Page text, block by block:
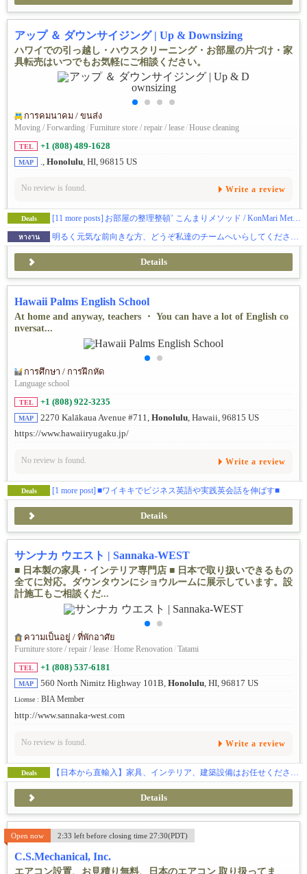
アップ ＆ ダウンサイジング | Up & Downsizing
ハワイでの引っ越し・ハウスクリーニング・お部屋の片づけ・家
具転売はいつでもお気軽にご相談ください。
การคมนาคม / ขนส่ง
Moving / Forwarding/Furniture store / repair / lease/House cleaning
TEL +1 (808) 489-1628
MAP ., Honolulu, HI, 96815 US
No review is found. Write a review
Deals [11 more posts] お部屋の整理整頓’ こんまりメソッド / KonMari Method '
หางาน 明るく元気な前向きな方、どうぞ私達のチームへいらしてください！
Details
Hawaii Palms English School
At home and anyway, teachers ・ You can have a lot of English co
nversat...
การศึกษา / การฝึกหัด
Language school
TEL +1 (808) 922-3235
MAP 2270 Kalākaua Avenue #711, Honolulu, Hawaii, 96815 US
https://www.hawaiiryugaku.jp/
No review is found. Write a review
Deals [1 more post] ■ワイキキでビジネス英語や実践英会話を伸ばす■
Details
サンナカ ウエスト | Sannaka-WEST
■ 日本製の家具・インテリア専門店 ■ 日本で取り扱いできるもの
全てに対応。ダウンタウンにショウルームに展示しています。設
計施工もご相談くだ...
ความเป็นอยู่ / ที่พักอาศัย
Furniture store / repair / lease/Home Renovation/Tatami
TEL +1 (808) 537-6181
MAP 560 North Nimitz Highway 101B, Honolulu, HI, 96817 US
License : BIA Member
http://www.sannaka-west.com
No review is found. Write a review
Deals 【日本から直輸入】家具、インテリア、建築設備はお任せください！
Details
Open now 2:33 left before closing time 27:30(PDT)
C.S.Mechanical, Inc.
エアコン設置、お見積り無料、日本のエアコン 取り扱ってま